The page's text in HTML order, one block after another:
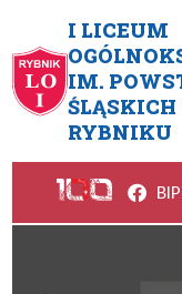
I LICEUM
IM.
ŚLĄSKICH
RYBNIKU
BIP